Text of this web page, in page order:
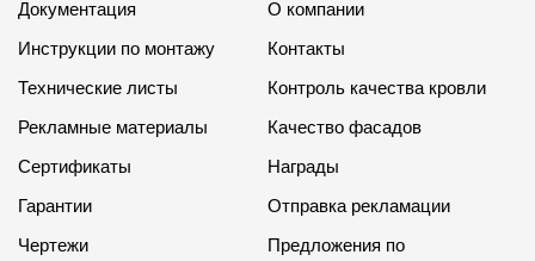
Документация
Инструкции по монтажу
Технические листы
Рекламные материалы
Сертификаты
Гарантии
Чертежи
О компании
Контакты
Контроль качества кровли
Качество фасадов
Награды
Отправка рекламации
Предложения по